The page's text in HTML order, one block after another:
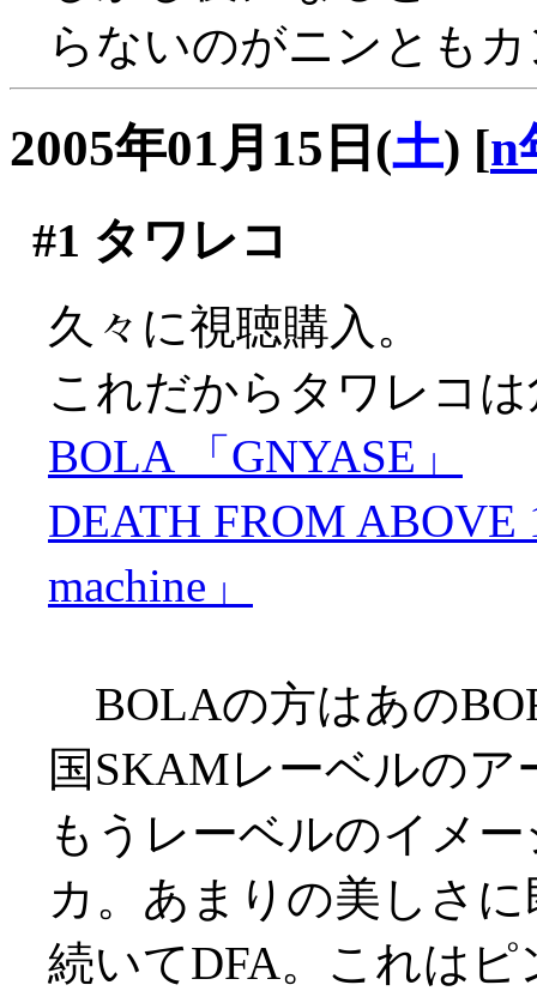
らないのがニンとも
2005年01月15日(土) [n
#1 タワレコ
久々に視聴購入。
これだからタワレコ
BOLA 「GNYASE」
DEATH FROM ABOVE
machine」
BOLAの方はあの
国SKAMレーベルのア
もうレーベルのイメ
カ。あまりの美しさ
続いてDFA。これは